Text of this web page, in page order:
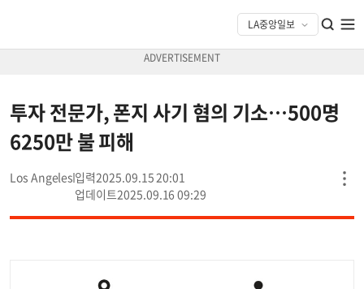
투자 전문가, 폰지 사기 혐의 기소…500명
6250만 불 피해
Los Angeles
2025.09.15 20:01
2025.09.16 09:29